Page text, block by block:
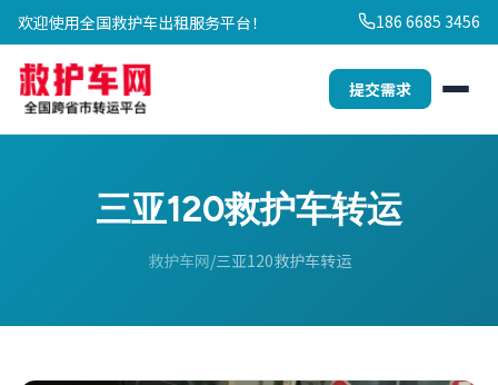
欢迎使用全国救护车出租服务平台！ 186 6685 3456
提交需求
三亚120救护车转运
救护车网 三亚120救护车转运